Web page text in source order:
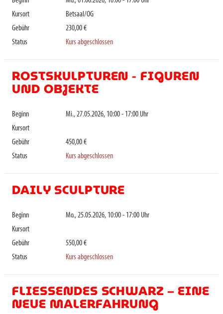
Kursort
Betsaal/OG
Gebühr
230,00 €
Status
Kurs abgeschlossen
ROSTSKULPTUREN - FIGUREN
UND OBJEKTE
Beginn
Mi., 27.05.2026, 10:00 - 17:00 Uhr
Kursort
Gebühr
450,00 €
Status
Kurs abgeschlossen
DAILY SCULPTURE
Beginn
Mo., 25.05.2026, 10:00 - 17:00 Uhr
Kursort
Gebühr
550,00 €
Status
Kurs abgeschlossen
FLIESSENDES SCHWARZ – EINE N
EUE MALERFAHRUNG